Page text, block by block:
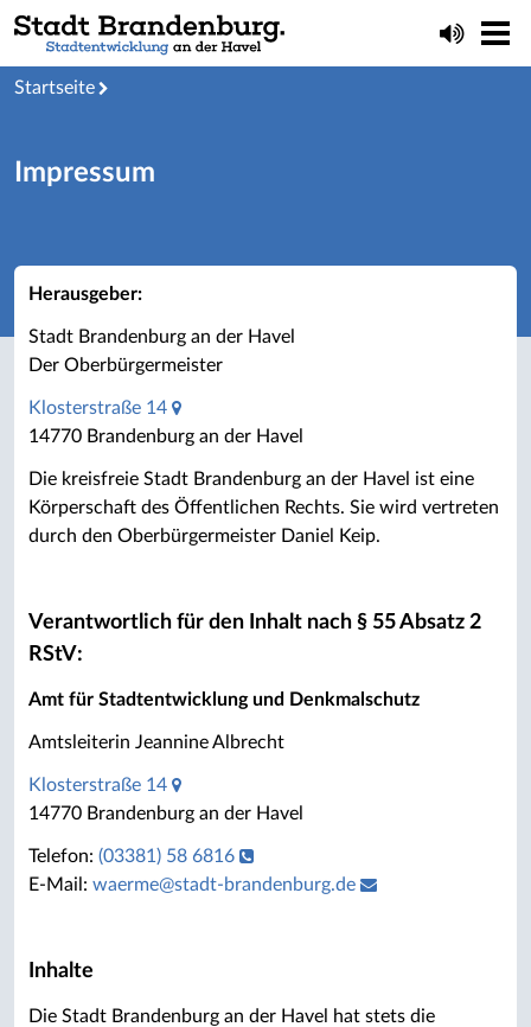
Startseite
Impressum
Herausgeber:
Stadt Brandenburg an der Havel
Der Oberbürgermeister
Klosterstraße 14
14770 Brandenburg an der Havel
Die kreisfreie Stadt Brandenburg an der Havel ist eine
Körperschaft des Öffentlichen Rechts. Sie wird vertreten
durch den Oberbürgermeister Daniel Keip.
Verantwortlich für den Inhalt nach § 55 Absatz 2
RStV:
Amt für Stadtentwicklung und Denkmalschutz
Amtsleiterin Jeannine Albrecht
Klosterstraße 14
14770 Brandenburg an der Havel
Telefon: (03381) 58 6816
E-Mail: waerme@stadt-brandenburg.de
Inhalte
Die Stadt Brandenburg an der Havel hat stets die